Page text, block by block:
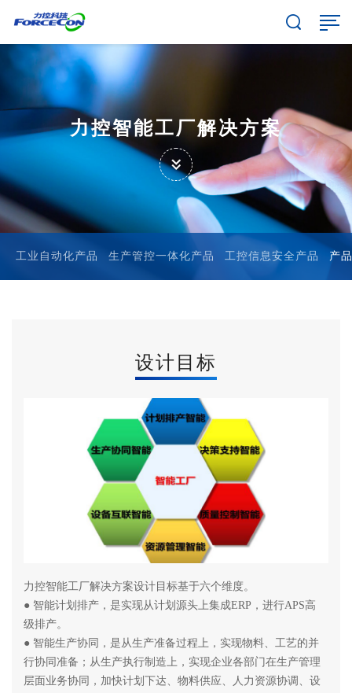
力控智能工厂解决方案
工业自动化产品 生产管控一体化产品 工控信息安全产品 产
设计目标
力控智能工厂解决方案设计目标基于六个维度。
● 智能计划排产，是实现从计划源头上集成ERP，进行APS高
级排产。
● 智能生产协同，是从生产准备过程上，实现物料、工艺的并
行协同准备；从生产执行制造上，实现企业各部门在生产管理
层面业务协同，加快计划下达、物料供应、人力资源协调、设